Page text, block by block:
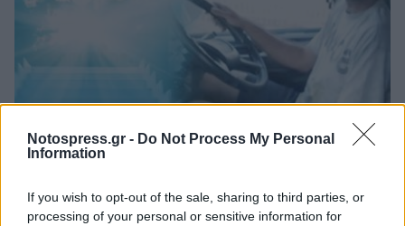
Notospress.gr - Do Not Process My Personal
Information
If you wish to opt-out of the sale, sharing to third parties, or
processing of your personal or sensitive information for
08/08/2026 09:05